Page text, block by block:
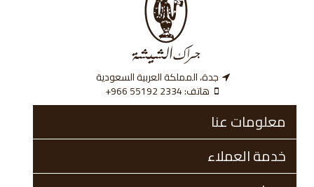
جدة، المملكة العربية السعودية
هاتف:‎+966 55192 2334
معلومات عنا
خدمة العملاء